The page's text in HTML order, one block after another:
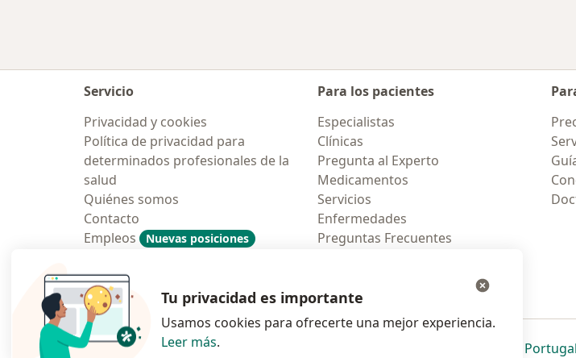
Servicio
Privacidad y cookies
Política de privacidad para
determinados profesionales de la
salud
Quiénes somos
Contacto
Empleos
Nuevas posiciones
Contratación
Para los pacientes
Especialistas
Clínicas
Pregunta al Experto
Medicamentos
Servicios
Enfermedades
Preguntas Frecuentes
Polska se abre en una nueva pestaña
se abre en una nueva pestaña
se abre en una
se abre
Portugal
Tu privacidad es importante
Usamos cookies para ofrecerte una mejor experiencia.
Leer más.